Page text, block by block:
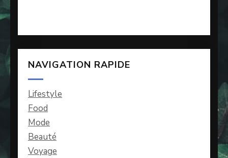
NAVIGATION RAPIDE
Lifestyle
Food
Mode
Beauté
Voyage